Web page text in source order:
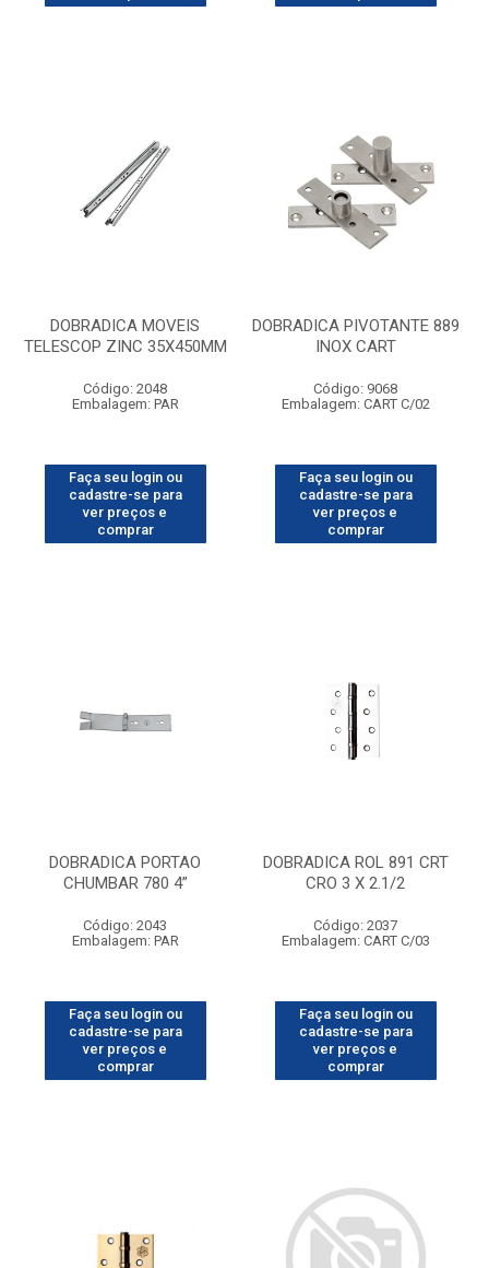
DOBRADICA MOVEIS
TELESCOP ZINC 35X450MM
Código: 2048
Embalagem: PAR
Faça seu login ou
cadastre-se para
ver preços e
comprar
DOBRADICA PIVOTANTE 889
INOX CART
Código: 9068
Embalagem: CART C/02
Faça seu login ou
cadastre-se para
ver preços e
comprar
DOBRADICA PORTAO
CHUMBAR 780 4”
Código: 2043
Embalagem: PAR
Faça seu login ou
cadastre-se para
ver preços e
comprar
DOBRADICA ROL 891 CRT
CRO 3 X 2.1/2
Código: 2037
Embalagem: CART C/03
Faça seu login ou
cadastre-se para
ver preços e
comprar